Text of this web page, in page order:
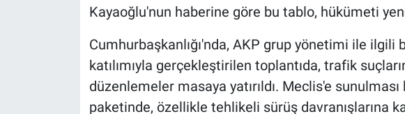
Kayaoğlu'nun haberine göre bu tablo, hükümeti
Cumhurbaşkanlığı'nda, AKP grup yönetimi ile ilgili
katılımıyla gerçekleştirilen toplantıda, trafik
düzenlemeler masaya yatırıldı. Meclis'e sunulması
paketinde, özellikle tehlikeli sürüş davranışlarına
Programlar